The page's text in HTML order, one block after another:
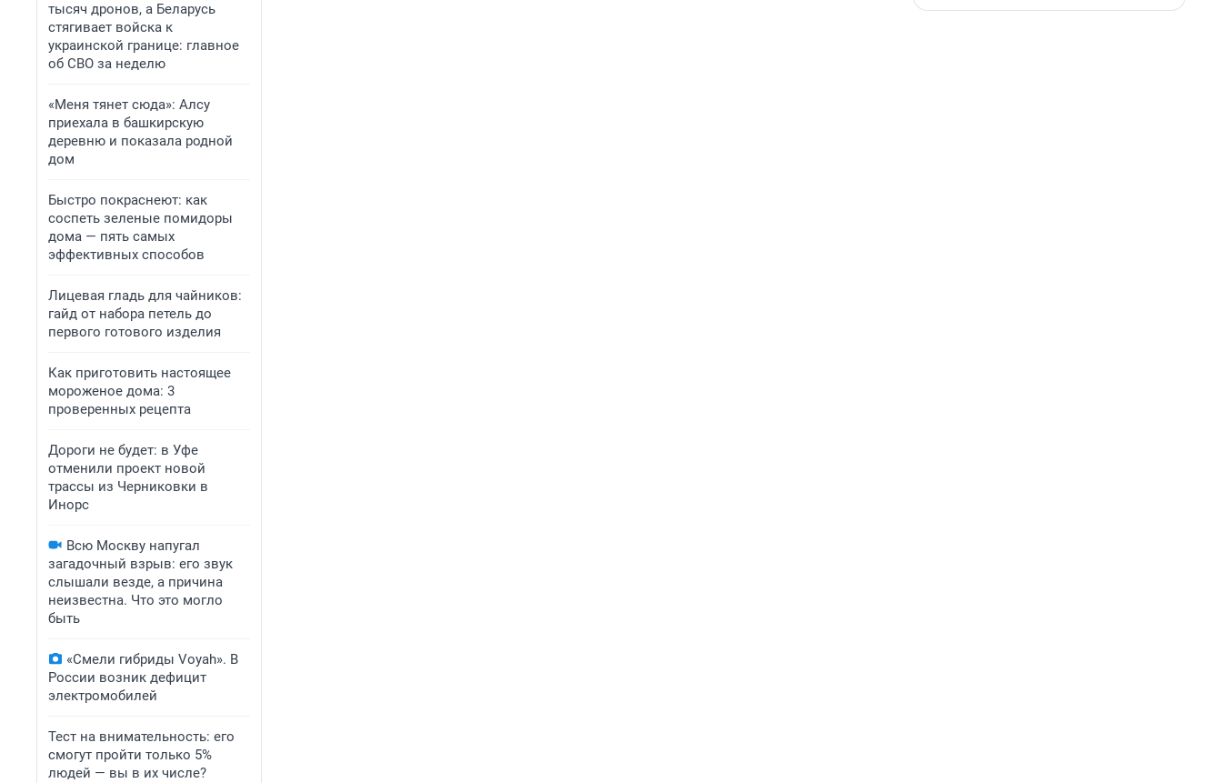
тысяч дронов, а Беларусь
стягивает войска к
украинской границе: главное
об СВО за неделю
«Меня тянет сюда»: Алсу
приехала в башкирскую
деревню и показала родной
дом
Быстро покраснеют: как
соспеть зеленые помидоры
дома — пять самых
эффективных способов
Лицевая гладь для чайников:
гайд от набора петель до
первого готового изделия
Как приготовить настоящее
мороженое дома: 3
проверенных рецепта
Дороги не будет: в Уфе
отменили проект новой
трассы из Черниковки в
Инорс
Всю Москву напугал
загадочный взрыв: его звук
слышали везде, а причина
неизвестна. Что это могло
быть
«Смели гибриды Voyah». В
России возник дефицит
электромобилей
Тест на внимательность: его
смогут пройти только 5%
людей — вы в их числе?